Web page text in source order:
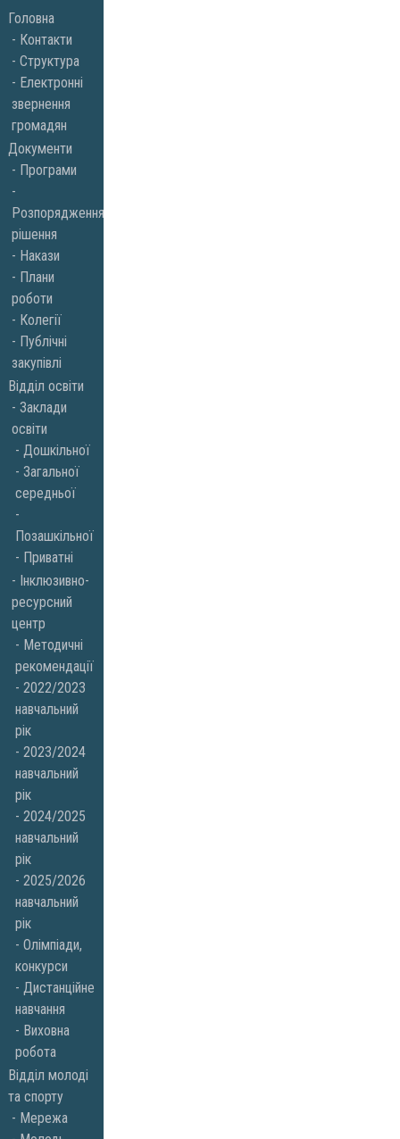
Skip
to
content
Головна
Контакти
Структура
Електронні
звернення
громадян
Документи
Програми
Розпорядження,
рішення
Накази
Плани
роботи
Колегії
Публічні
закупівлі
Відділ освіти
Заклади
освіти
Дошкільної
Загальної
середньої
Позашкільної
Приватні
Інклюзивно-
ресурсний
центр
Методичні
рекомендації
2022/2023
навчальний
рік
2023/2024
навчальний
рік
2024/2025
навчальний
рік
2025/2026
навчальний
рік
Олімпіади,
конкурси
Дистанційне
навчання
Виховна
робота
Відділ молоді
та спорту
Мережа